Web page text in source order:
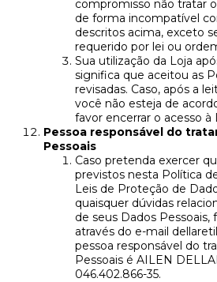
compromisso não tratar
de forma incompatível
descritos acima, exceto
requerido por lei ou
Sua utilização da Loja
significa que aceitou as
revisadas. Caso, após a
você não esteja de
favor encerrar o acesso à
Pessoa responsável do
Pessoais
Caso pretenda exercer
previstos nesta Política
Leis de Proteção de
quaisquer dúvidas
de seus Dados
através do e-mail
pessoa responsável do
Pessoais é AILEN
046.402.866-35.